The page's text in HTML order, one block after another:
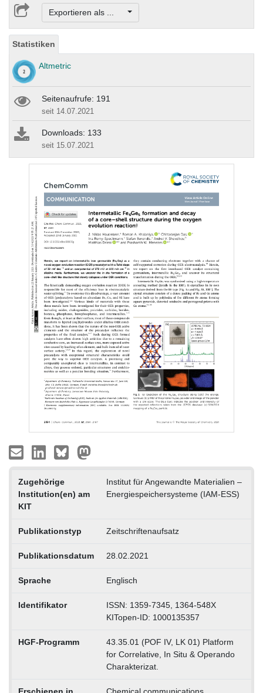
Exportieren als ...
Statistiken
Altmetric
Seitenaufrufe: 191
seit 14.07.2021
Downloads: 133
seit 15.07.2021
Zugehörige
Institution(en) am
KIT
Institut für Angewandte Materialien –
Energiespeichersysteme (IAM-ESS)
Publikationstyp Zeitschriftenaufsatz
Publikationsdatum 28.02.2021
Sprache Englisch
Identifikator
ISSN: 1359-7345, 1364-548X
KITopen-ID: 1000135357
HGF-Programm
43.35.01 (POF IV, LK 01) Platform
for Correlative, In Situ & Operando
Charakterizat.